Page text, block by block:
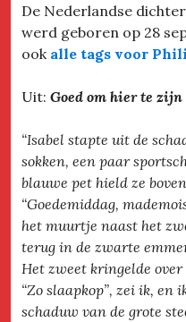
De Nederlandse
werd geboren op 28
ook alle tags voor
Uit: Goed om hier te zijn
“Isabel stapte uit de
sokken, een paar
blauwe pet hield ze
“Goedemiddag,
het muurtje naast het
terug in de zwarte
Het zweet kringelde
“Zo slaapkop”, zei ik,
schaduw van de grote